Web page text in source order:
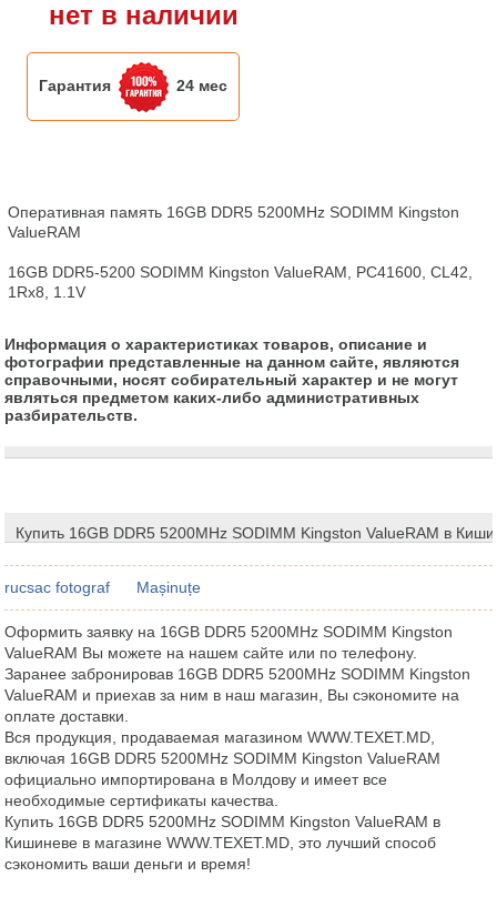
нет в наличии
Гарантия 24 мес
Оперативная память 16GB DDR5 5200MHz SODIMM Kingston
ValueRAM
16GB DDR5-5200 SODIMM Kingston ValueRAM, PC41600, CL42,
1Rx8, 1.1V
Информация о характеристиках товаров, описание и
фотографии представленные на данном сайте, являются
справочными, носят собирательный характер и не могут
являться предметом каких-либо административных
разбирательств.
Купить 16GB DDR5 5200MHz SODIMM Kingston ValueRAM в
rucsac fotograf Mașinuțe
Оформить заявку на 16GB DDR5 5200MHz SODIMM Kingston
ValueRAM Вы можете на нашем сайте или по телефону.
Заранее забронировав 16GB DDR5 5200MHz SODIMM Kingston
ValueRAM и приехав за ним в наш магазин, Вы сэкономите на
оплате доставки.
Вся продукция, продаваемая магазином WWW.TEXET.MD,
включая 16GB DDR5 5200MHz SODIMM Kingston ValueRAM
официально импортирована в Молдову и имеет все
необходимые сертификаты качества.
Купить 16GB DDR5 5200MHz SODIMM Kingston ValueRAM в
Кишиневе в магазине WWW.TEXET.MD, это лучший способ
сэкономить ваши деньги и время!